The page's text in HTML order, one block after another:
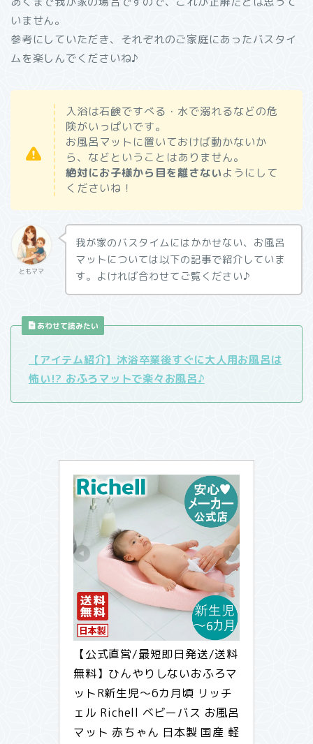
いません。
参考にしていただき、それぞれのご家庭にあったバスタイ
ムを楽しんでくださいね♪
入浴は石鹸ですべる・水で溺れるなどの危
険がいっぱいです。
お風呂マットに置いておけば動かないか
ら、などということはありません。
絶対にお子様から目を離さないようにして
くださいね！
ともママ
我が家のバスタイムにはかかせない、お風呂
マットについては以下の記事で紹介していま
す。よければ合わせてご覧ください♪
あわせて読みたい
【アイテム紹介】沐浴卒業後すぐに大人用お風呂は
怖い!? おふろマットで楽々お風呂♪
【公式直営/最短即日発送/送料
無料】ひんやりしないおふろマ
ットR新生児〜6カ月頃 リッチ
ェル Richell ベビーバス お風呂
マット 赤ちゃん 日本製 国産 軽